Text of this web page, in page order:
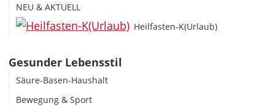
NEU & AKTUELL
Heilfasten-K(Urlaub)
Gesunder Lebensstil
Säure-Basen-Haushalt
Bewegung & Sport